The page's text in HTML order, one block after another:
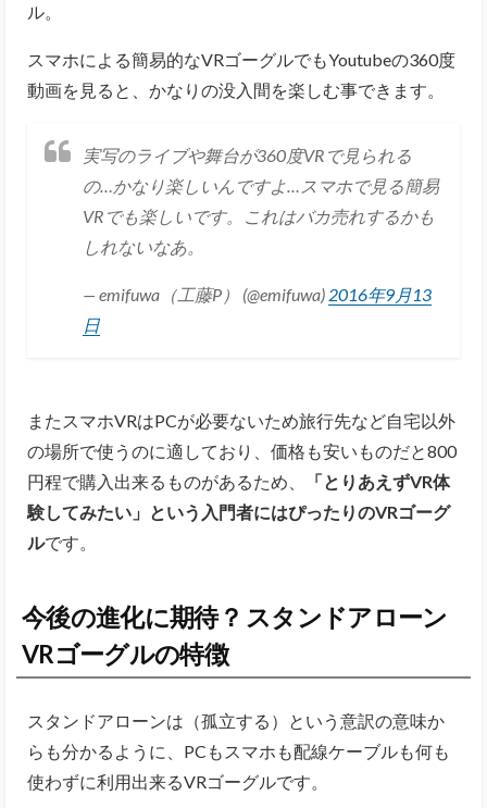
ル。
スマホによる簡易的なVRゴーグルでもYoutubeの360度
動画を見ると、かなりの没入間を楽しむ事できます。
実写のライブや舞台が360度VRで見られる
の…かなり楽しいんですよ…スマホで見る簡易
VRでも楽しいです。これはバカ売れするかも
しれないなあ。
— emifuwa（工藤P） (@emifuwa) 2016年9月13
日
またスマホVRはPCが必要ないため旅行先など自宅以外
の場所で使うのに適しており、価格も安いものだと800
円程で購入出来るものがあるため、
「とりあえずVR体
験してみたい」という入門者にはぴったりのVRゴーグ
ルです。
今後の進化に期待？ スタンドアローン
VRゴーグルの特徴
スタンドアローンは（孤立する）という意訳の意味か
らも分かるように、PCもスマホも配線ケーブルも何も
使わずに利用出来るVRゴーグルです。